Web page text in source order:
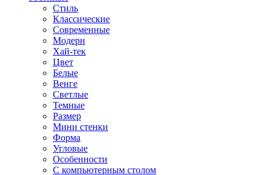
Стиль
Классические
Современные
Модерн
Хай-тек
Цвет
Белые
Венге
Светлые
Темные
Размер
Мини стенки
Форма
Угловые
Особенности
С компьютерным столом